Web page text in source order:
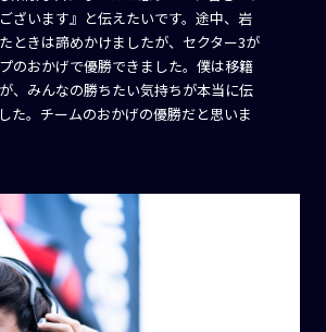
ざいます』と伝えたいです。途中、岩
ときは諦めかけましたが、セクター3が
のおかげで優勝できました。僕は移籍
、みんなの勝ちたい気持ちが本当に伝
た。チームのおかげの優勝だと思いま